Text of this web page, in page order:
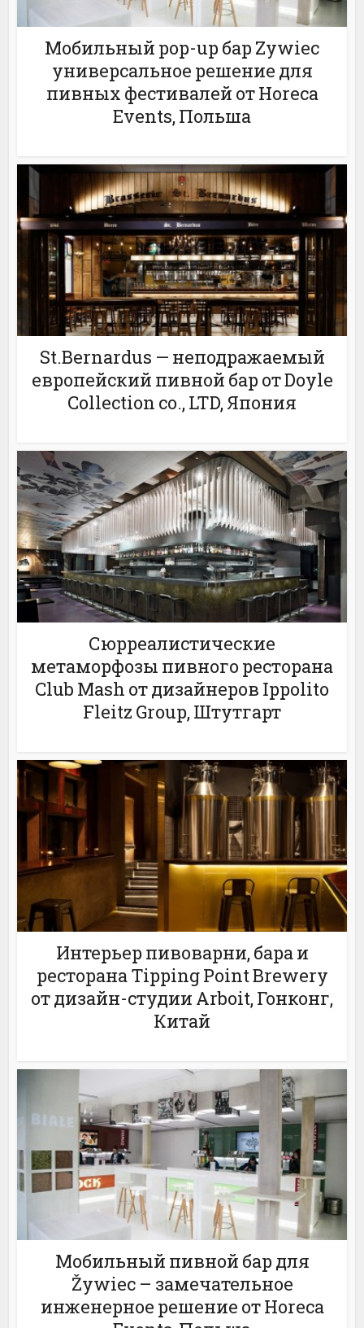
Мобильный pop-up бар Zywiec
универсальное решение для
пивных фестивалей от Horeca
Events, Польша
St.Bernardus — неподражаемый
европейский пивной бар от Doyle
Collection co., LTD, Япония
Сюрреалистические
метаморфозы пивного ресторана
Club Mash от дизайнеров Ippolito
Fleitz Group, Штутгарт
Интерьер пивоварни, бара и
ресторана Tipping Point Brewery
от дизайн-студии Arboit, Гонконг,
Китай
Мобильный пивной бар для
Žywiec – замечательное
инженерное решение от Horeca